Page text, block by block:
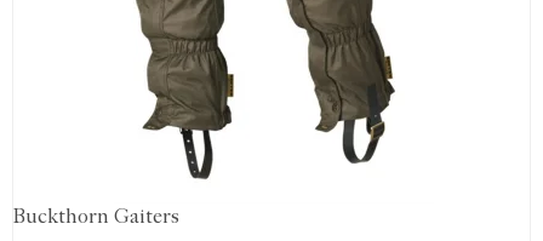
Buckthorn Gaiters